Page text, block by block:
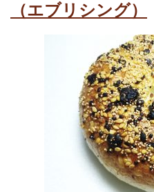
（エブリシング）